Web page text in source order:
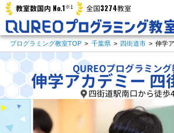
教室数国内 No.1※1 全国3274教室
プログラミング教室TOP > 千葉県 > 四街道市 > 伸学
QUREOプログラミング
伸学アカデミー 四
四街道駅南口から徒歩